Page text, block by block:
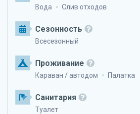
Вода Слив отходов
Сезонность
Всесезонный
Проживание
Караван / автодом Палатка
Санитария
Туалет